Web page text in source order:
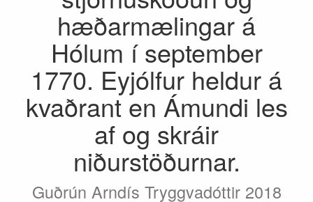
hæðarmælingar á
Hólum í september
1770. Eyjólfur heldur á
kvaðrant en Ámundi les
af og skráir
niðurstöðurnar.
Guðrún Arndís Tryggvadóttir 2018